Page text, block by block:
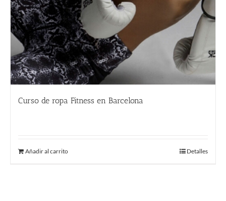
Curso de ropa Fitness en Barcelona
Añadir al carrito Detalles